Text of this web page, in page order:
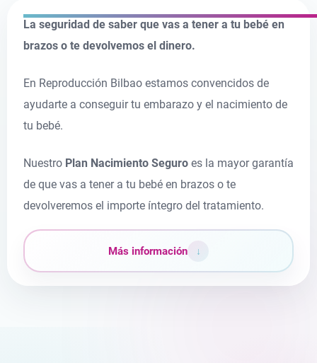
La seguridad de saber que vas a tener a tu bebé en
brazos o te devolvemos el dinero.
En Reproducción Bilbao estamos convencidos de
ayudarte a conseguir tu embarazo y el nacimiento de
tu bebé.
Nuestro Plan Nacimiento Seguro es la mayor garantía
de que vas a tener a tu bebé en brazos o te
devolveremos el importe íntegro del tratamiento.
Más información ↓